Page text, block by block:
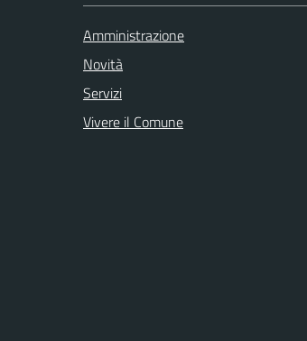
Amministrazione
Novità
Servizi
Vivere il Comune